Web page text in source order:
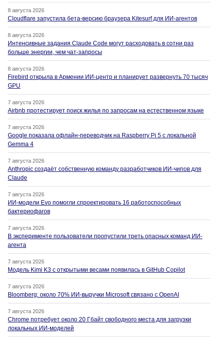
8 августа 2026
Cloudflare запустила бета-версию браузера Kitesurf для ИИ-агентов
8 августа 2026
Интенсивные задания Claude Code могут расходовать в сотни раз
больше энергии, чем чат-запросы
8 августа 2026
Firebird открыла в Армении ИИ-центр и планирует развернуть 70 тысяч
GPU
7 августа 2026
Airbnb протестирует поиск жилья по запросам на естественном языке
7 августа 2026
Google показала офлайн-переводчик на Raspberry Pi 5 с локальной
Gemma 4
7 августа 2026
Anthropic создаёт собственную команду разработчиков ИИ-чипов для
Claude
7 августа 2026
ИИ-модели Evo помогли спроектировать 16 работоспособных
бактериофагов
7 августа 2026
В эксперименте пользователи пропустили треть опасных команд ИИ-
агента
7 августа 2026
Модель Kimi K3 с открытыми весами появилась в GitHub Copilot
7 августа 2026
Bloomberg: около 70% ИИ-выручки Microsoft связано с OpenAI
7 августа 2026
Chrome потребует около 20 Гбайт свободного места для загрузки
локальных ИИ-моделей